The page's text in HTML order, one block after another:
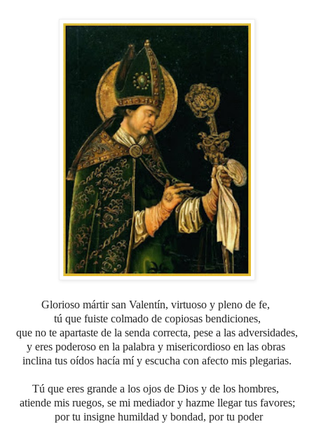
Glorioso mártir san Valentín, virtuoso y pleno de fe,
tú que fuiste colmado de copiosas bendiciones,
que no te apartaste de la senda correcta, pese a las adversidades,
y eres poderoso en la palabra y misericordioso en las obras
inclina tus oídos hacía mí y escucha con afecto mis plegarias.
Tú que eres grande a los ojos de Dios y de los hombres,
atiende mis ruegos, se mi mediador y hazme llegar tus favores;
por tu insigne humildad y bondad, por tu poder